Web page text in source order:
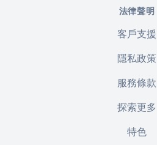
法律聲明
客戶支援
隱私政策
服務條款
探索更多
特色